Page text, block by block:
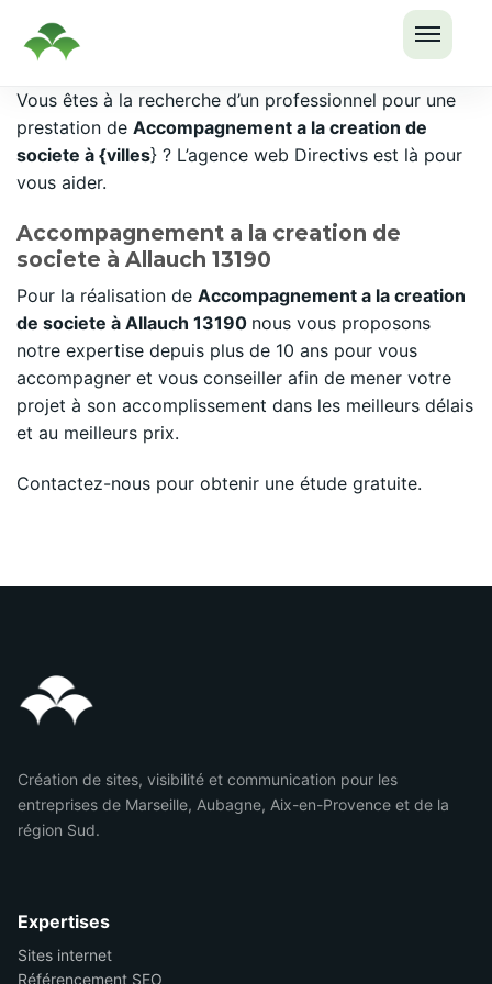
LE
MENU
Passer
au
contenu
Vous êtes à la recherche d’un professionnel pour une
prestation de Accompagnement a la creation de
societe à {villes} ? L’agence web Directivs est là pour
vous aider.
Accompagnement a la creation de
societe à Allauch 13190
Pour la réalisation de Accompagnement a la creation
de societe à Allauch 13190 nous vous proposons
notre expertise depuis plus de 10 ans pour vous
accompagner et vous conseiller afin de mener votre
projet à son accomplissement dans les meilleurs délais
et au meilleurs prix.
Contactez-nous pour obtenir une étude gratuite.
Création de sites, visibilité et communication pour les
entreprises de Marseille, Aubagne, Aix-en-Provence et de la
région Sud.
Expertises
Sites internet
Référencement SEO